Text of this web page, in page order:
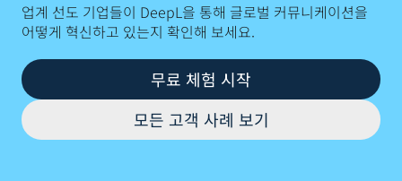
업계 선도 기업들이 DeepL을 통해 글로벌 커뮤니케이션을
어떻게 혁신하고 있는지 확인해 보세요.
무료 체험 시작
모든 고객 사례 보기